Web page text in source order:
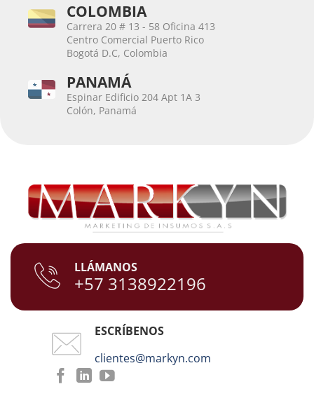
COLOMBIA
Carrera 20 # 13 - 58 Oficina 413
Centro Comercial Puerto Rico
Bogotá D.C, Colombia
PANAMÁ
Espinar Edificio 204 Apt 1A 3
Colón, Panamá
LLÁMANOS
+57 3138922196
ESCRÍBENOS
clientes@markyn.com